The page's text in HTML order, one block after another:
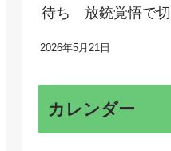
待ち 放銃覚悟で切
2026年5月21日
カレンダー